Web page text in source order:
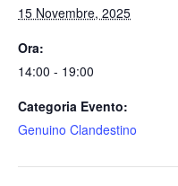
15 Novembre, 2025
Ora:
14:00 - 19:00
Categoria Evento:
Genuino Clandestino